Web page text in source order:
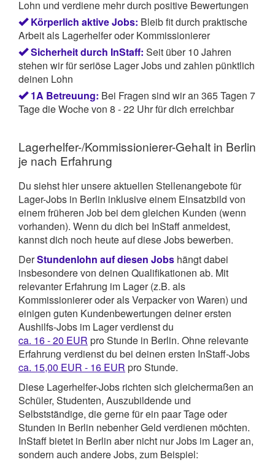
Lohn und verdiene mehr durch positive Bewertungen
Körperlich aktive Jobs: Bleib fit durch praktische
Arbeit als Lagerhelfer oder Kommissionierer
Sicherheit durch InStaff: Seit über 10 Jahren
stehen wir für seriöse Lager Jobs und zahlen pünktlich
deinen Lohn
1A Betreuung: Bei Fragen sind wir an 365 Tagen 7
Tage die Woche von 8 - 22 Uhr für dich erreichbar
Lagerhelfer-/Kommissionierer-Gehalt in Berlin
je nach Erfahrung
Du siehst hier unsere aktuellen Stellenangebote für
Lager-Jobs in Berlin inklusive einem Einsatzbild von
einem früheren Job bei dem gleichen Kunden (wenn
vorhanden). Wenn du dich bei InStaff anmeldest,
kannst dich noch heute auf diese Jobs bewerben.
DerStundenlohn auf diesen Jobs hängt dabei
insbesondere von deinen Qualifikationen ab. Mit
relevanter Erfahrung im Lager (z.B. als
Kommissionierer oder als Verpacker von Waren) und
einigen guten Kundenbewertungen deiner ersten
Aushilfs-Jobs im Lager verdienst du
ca. 16 - 20 EUR pro Stunde in Berlin. Ohne relevante
Erfahrung verdienst du bei deinen ersten InStaff-Jobs
ca. 15,00 EUR - 16 EUR pro Stunde.
Diese Lagerhelfer-Jobs richten sich gleichermaßen an
Schüler, Studenten, Auszubildende und
Selbstständige, die gerne für ein paar Tage oder
Stunden in Berlin nebenher Geld verdienen möchten.
InStaff bietet in Berlin aber nicht nur Jobs im Lager an,
sondern auch andere Jobs, zum Beispiel: